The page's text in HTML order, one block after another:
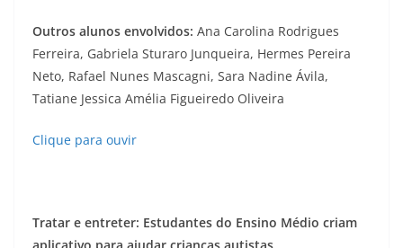
Outros alunos envolvidos: Ana Carolina Rodrigues
Ferreira, Gabriela Sturaro Junqueira, Hermes Pereira
Neto, Rafael Nunes Mascagni, Sara Nadine Ávila,
Tatiane Jessica Amélia Figueiredo Oliveira
Clique para ouvir
Tratar e entreter: Estudantes do Ensino Médio criam